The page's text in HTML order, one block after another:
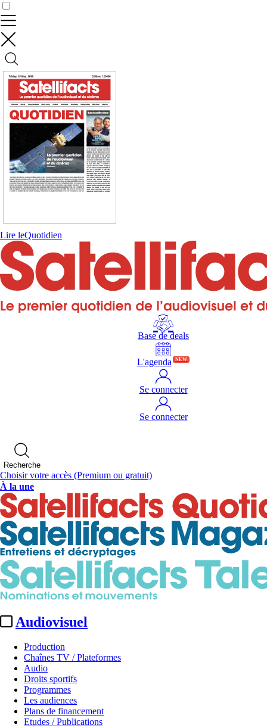
Lire leQuotidien
Base de deals
L'agenda NEW
Se connecter
Se connecter
Recherche
Choisir votre accès (Premium ou gratuit)
À la une
Audiovisuel
Production
Chaînes TV / Plateformes
Audio
Droits sportifs
Programmes
Les audiences
Plans de financement
Etudes / Publications
Contrôler vos données